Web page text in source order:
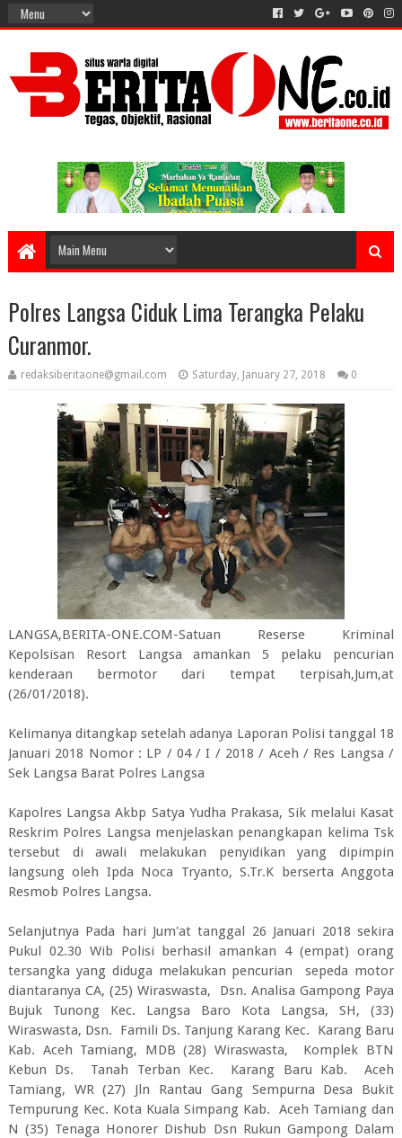
Polres Langsa Ciduk Lima Terangka Pelaku
Curanmor.
redaksiberitaone@gmail.com Saturday, January 27, 2018 0
LANGSA,BERITA-ONE.COM-Satuan Reserse Kriminal
Kepolsisan Resort Langsa amankan 5 pelaku pencurian
kenderaan bermotor dari tempat terpisah,Jum,at
(26/01/2018).
Kelimanya ditangkap setelah adanya Laporan Polisi tanggal 18
Januari 2018 Nomor : LP / 04 / I / 2018 / Aceh / Res Langsa /
Sek Langsa Barat Polres Langsa
Kapolres Langsa Akbp Satya Yudha Prakasa, Sik melalui Kasat
Reskrim Polres Langsa menjelaskan penangkapan kelima Tsk
tersebut di awali melakukan penyidikan yang dipimpin
langsung oleh Ipda Noca Tryanto, S.Tr.K berserta Anggota
Resmob Polres Langsa.
Selanjutnya Pada hari Jum'at tanggal 26 Januari 2018 sekira
Pukul 02.30 Wib Polisi berhasil amankan 4 (empat) orang
tersangka yang diduga melakukan pencurian sepeda motor
diantaranya CA, (25) Wiraswasta, Dsn. Analisa Gampong Paya
Bujuk Tunong Kec. Langsa Baro Kota Langsa, SH, (33)
Wiraswasta, Dsn. Famili Ds. Tanjung Karang Kec. Karang Baru
Kab. Aceh Tamiang, MDB (28) Wiraswasta, Komplek BTN
Kebun Ds. Tanah Terban Kec. Karang Baru Kab. Aceh
Tamiang, WR (27) Jln Rantau Gang Sempurna Desa Bukit
Tempurung Kec. Kota Kuala Simpang Kab. Aceh Tamiang dan
N (35) Tenaga Honorer Dishub Dsn Rukun Gampong Dalam